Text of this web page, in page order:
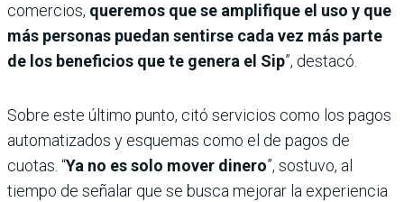
comercios, queremos que se amplifique el uso y que
más personas puedan sentirse cada vez más parte
de los beneficios que te genera el Sip”, destacó.
Sobre este último punto, citó servicios como los pagos
automatizados y esquemas como el de pagos de
cuotas. “Ya no es solo mover dinero”, sostuvo, al
tiempo de señalar que se busca mejorar la experiencia